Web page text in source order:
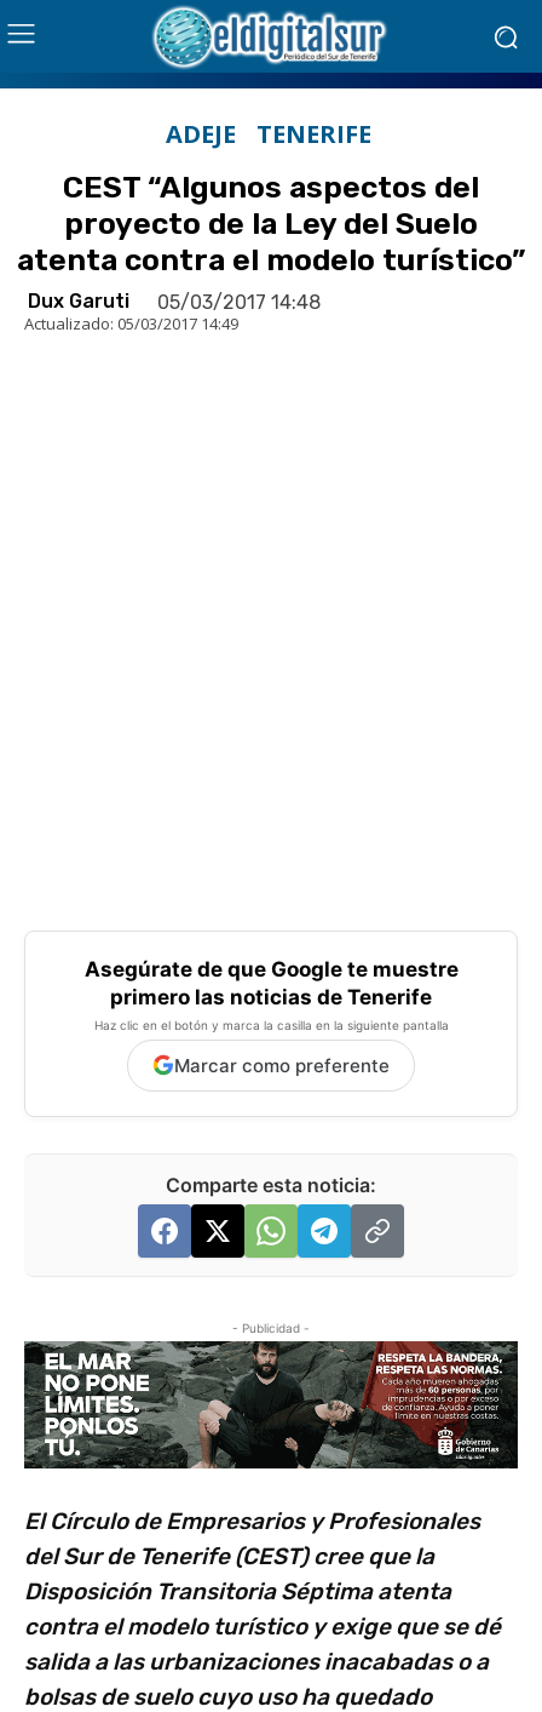
ADEJE TENERIFE
CEST “Algunos aspectos del
proyecto de la Ley del Suelo
atenta contra el modelo turístico”
Dux Garuti 05/03/2017 14:48
Actualizado: 05/03/2017 14:49
Asegúrate de que Google te muestre
primero las noticias de Tenerife
Haz clic en el botón y marca la casilla en la siguiente pantalla
Marcar como preferente
Comparte esta noticia:
- Publicidad -
El Círculo de Empresarios y Profesionales
del Sur de Tenerife (CEST) cree que la
Disposición Transitoria Séptima atenta
contra el modelo turístico y exige que se dé
salida a las urbanizaciones inacabadas o a
bolsas de suelo cuyo uso ha quedado